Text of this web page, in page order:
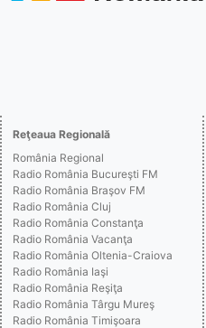
Reţeaua Regională
România Regional
Radio România Bucureşti FM
Radio România Braşov FM
Radio România Cluj
Radio România Constanţa
Radio România Vacanţa
Radio România Oltenia-Craiova
Radio România Iaşi
Radio România Reşiţa
Radio România Târgu Mureş
Radio România Timişoara